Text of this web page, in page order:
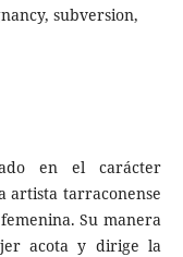
subversion,
en el carácter
artista tarraconense
Su manera
acota y dirige la